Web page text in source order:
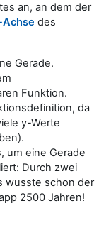
an, an dem der
des
Gerade.
Funktion.
da
y-Werte
um eine Gerade
Durch zwei
wusste schon der
2500 Jahren!